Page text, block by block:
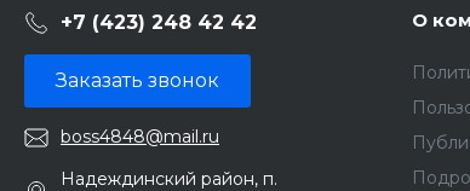
+7 (423) 248 42 42
Заказать звонок
boss4848@mail.ru
Надеждинский район, п.
О